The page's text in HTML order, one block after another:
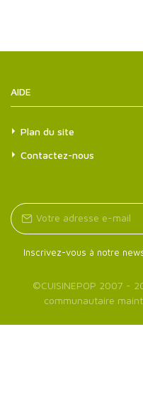
AIDE
Plan du site
Contactez-nous
Inscrivez-vous à notre
©CUISINEPOP 2007 -
communautaire